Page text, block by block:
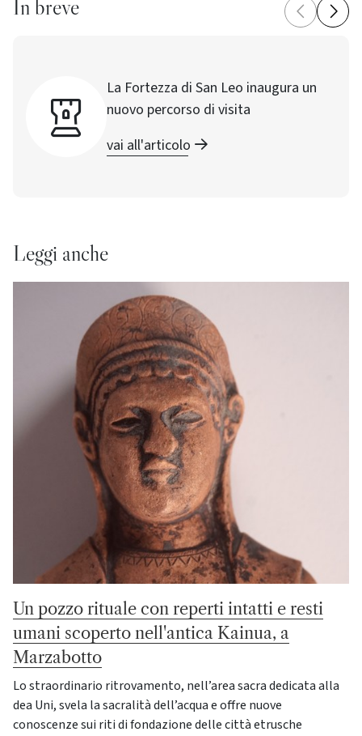
In breve
La Fortezza di San Leo inaugura un
nuovo percorso di visita
vai all'articolo
Leggi anche
Un pozzo rituale con reperti intatti e resti
umani scoperto nell'antica Kainua, a
Marzabotto
Lo straordinario ritrovamento, nell’area sacra dedicata alla
dea Uni, svela la sacralità dell’acqua e offre nuove
conoscenze sui riti di fondazione delle città etrusche